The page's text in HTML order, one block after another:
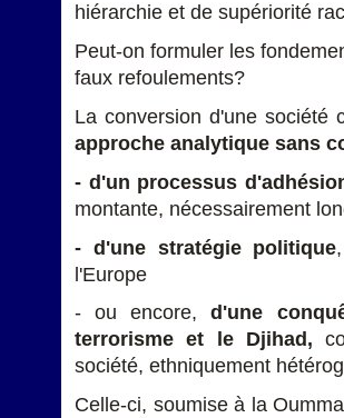
hiérarchie et de supériorité
Peut-on formuler les
faux refoulements?
La conversion d'une société
approche analytique sans
- d'un processus
montante, nécessairement
- d'une stratégie politique
l'Europe
- ou encore,d'une
terrorisme et le Djihad,
société, ethniquement
Celle-ci, soumise à la